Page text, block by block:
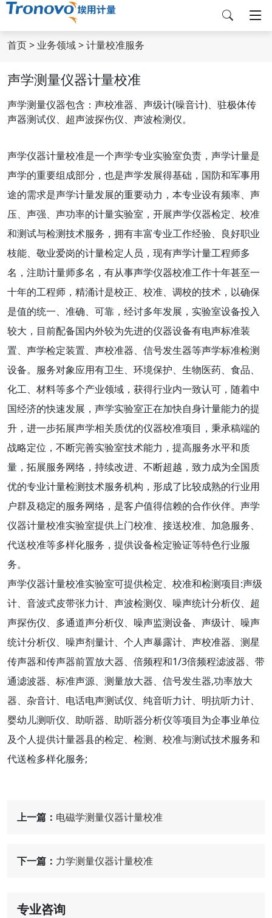
首页> 业务领域>计量校准服务
声学测量仪器计量校准
声学测量仪器包含：声校准器、声级计(噪音计)、驻极体传
声器测试仪、超声波探伤仪、声波检测仪。
声学仪器计量校准是一个声学专业实验室负责，声学计量是
声学的重要组成部分，也是声学发展得基础，国防和军事用
途的需求是声学计量发展的重要动力，本专业设有频率、声
压、声强、声功率的计量实验室，开展声学仪器检定、校准
和测试与检测技术服务，拥有丰富专业工作经验、良好职业
枝能、敬业爱岗的计量检定人员，现有声学计量工程师多
名，注助计量师多名，有从事声学仪器校准工作十年甚至一
十年的工程师，精涌计是校正、校准、调校的技术，以确保
是值的统一、准确、可靠，经讨多年发展，实验室设备投入
较大，目前配备国内外较为先进的仪器设备有电声标准装
置、声学检定装置、声校准器、信号发生器等声学标准检测
设备。服务对象应用有卫生、环境保护、生物医药、食品、
化工、材料等多个产业领域，获得行业内一致认可，随着中
国经济的快速发展，声学实验室正在加快自身计量能力的提
升，进一步拓展声学相关质优的仪器校准项目，秉承稿端的
战略定位，不断完善实验室技术能力，提高服务水平和质
量，拓展服务网络，持续改进、不断超越，致力成为全国质
优的专业计量检测技术服务机构，形成了比较成熟的行业用
户群及稳定的服务网络，是客户值得信赖的合作伙伴。声学
仪器计量校准实验室提供上门校准、接送校准、加急服务、
代送校准等多样化服务，提供设备检定验证等特色行业服
务。
声学仪器计量校准实验室可提供检定、校准和检测项目:声级
计、音波式皮带张力计、声波检测仪、噪声统计分析仪、超
声探伤仪、多通道声分析仪、噪声监测设备、声级计、噪声
统计分析仪、噪声剂量计、个人声暴露计、声校准器、测星
传声器和传声器前置放大器、倍频程和1/3倍频程滤波器、带
通滤波器、标准声源、测量放大器、信号发生器,功率放大
器、杂音计、电话电声测试仪、纯音听力计、明抗听力计、
婴幼儿测听仪、助听器、助听器分析仪等项目为企事业单位
及个人提供计量器县的检定、检测、校准与测试技术服务和
代送检多样化服务;
上一篇： 电磁学测量仪器计量校准
下一篇： 力学测量仪器计量校准
专业咨询